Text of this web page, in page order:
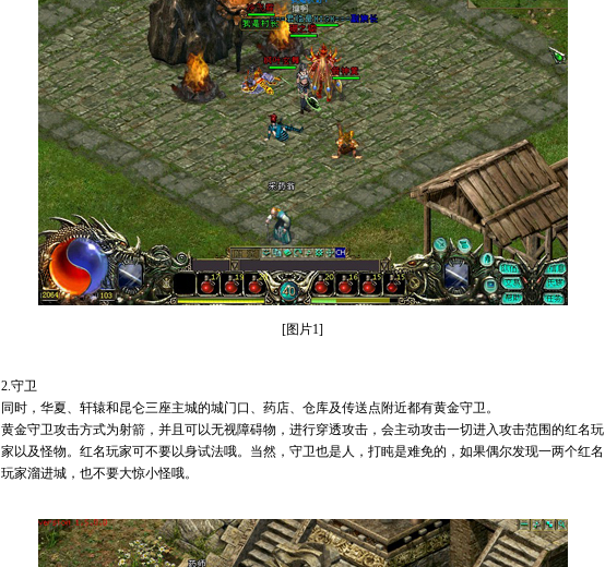
[图片1]
2.守卫
同时，华夏、轩辕和昆仑三座主城的城门口、药店、仓库及传送点附近都有黄金守卫。
黄金守卫攻击方式为射箭，并且可以无视障碍物，进行穿透攻击，会主动攻击一切进入攻击范围的红名玩
家以及怪物。红名玩家可不要以身试法哦。当然，守卫也是人，打盹是难免的，如果偶尔发现一两个红名
玩家溜进城，也不要大惊小怪哦。